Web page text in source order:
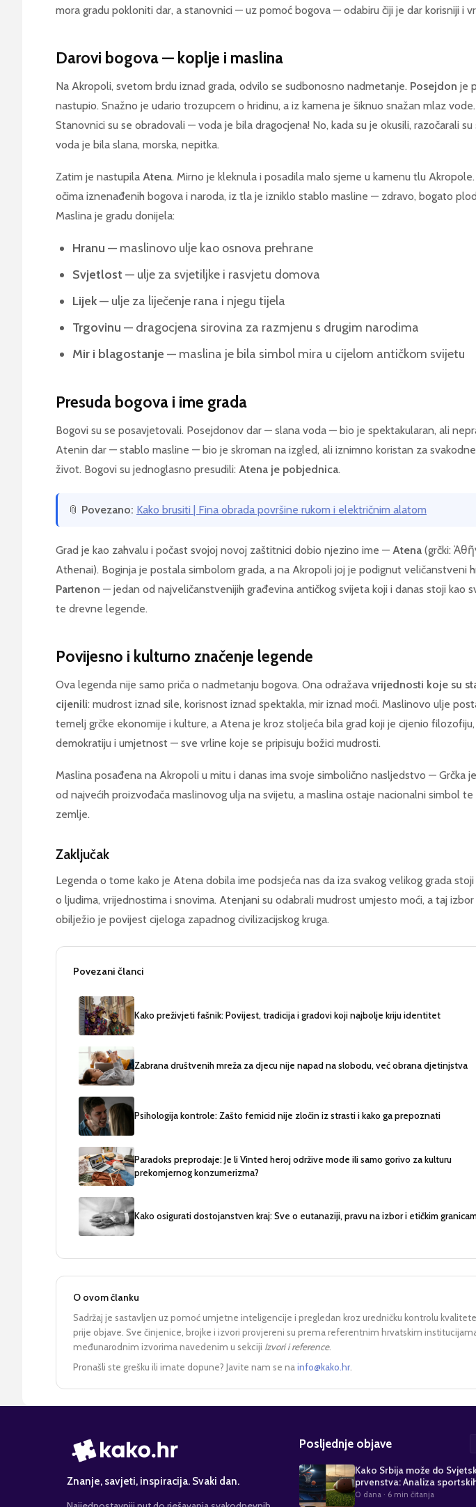
mora gradu pokloniti dar, a stanovnici — uz pomoć bogova — odabiru čiji je dar korisniji i
Darovi bogova — koplje i maslina
Na Akropoli, svetom brdu iznad grada, odvilo se sudbonosno nadmetanje. Posejdon je
nastupio. Snažno je udario trozupcem o hridinu, a iz kamena je šiknuo snažan mlaz vode.
Stanovnici su se obradovali — voda je bila dragocjena! No, kada su je okusili, razočarali su
voda je bila slana, morska, nepitka.
Zatim je nastupila Atena. Mirno je kleknula i posadila malo sjeme u kamenu tlu
očima iznenađenih bogova i naroda, iz tla je izniklo stablo masline — zdravo, bogato
Maslina je gradu donijela:
Hranu — maslinovo ulje kao osnova prehrane
Svjetlost — ulje za svjetiljke i rasvjetu domova
Lijek— ulje za liječenje rana i njegu tijela
Trgovinu — dragocjena sirovina za razmjenu s drugim narodima
Mir i blagostanje — maslina je bila simbol mira u cijelom antičkom svijetu
Presuda bogova i ime grada
Bogovi su se posavjetovali. Posejdonov dar — slana voda — bio je spektakularan, ali
Atenin dar — stablo masline — bio je skroman na izgled, ali iznimno koristan za
život. Bogovi su jednoglasno presudili: Atena je pobjednica.
📎 Povezano: Kako brusiti | Fina obrada površine rukom i električnim alatom
Grad je kao zahvalu i počast svojoj novoj zaštitnici dobio njezino ime — Atena (grčki:
Athenai). Boginja je postala simbolom grada, a na Akropoli joj je podignut veličanstveni
Partenon — jedan od najveličanstvenijih građevina antičkog svijeta koji i danas stoji kao
te drevne legende.
Povijesno i kulturno značenje legende
Ova legenda nije samo priča o nadmetanju bogova. Ona odražava vrijednosti koje su
cijenili: mudrost iznad sile, korisnost iznad spektakla, mir iznad moći. Maslinovo ulje
temelj grčke ekonomije i kulture, a Atena je kroz stoljeća bila grad koji je cijenio filozofiju,
demokratiju i umjetnost — sve vrline koje se pripisuju božici mudrosti.
Maslina posađena na Akropoli u mitu i danas ima svoje simbolično nasljedstvo — Grčka
od najvećih proizvođača maslinovog ulja na svijetu, a maslina ostaje nacionalni simbol
zemlje.
Zaključak
Legenda o tome kako je Atena dobila ime podsjeća nas da iza svakog velikog grada
o ljudima, vrijednostima i snovima. Atenjani su odabrali mudrost umjesto moći, a taj izbor
obilježio je povijest cijeloga zapadnog civilizacijskog kruga.
Povezani članci
Kako preživjeti fašnik: Povijest, tradicija i gradovi koji najbolje kriju identitet
Zabrana društvenih mreža za djecu nije napad na slobodu, već obrana djetinjstva
Psihologija kontrole: Zašto femicid nije zločin iz strasti i kako ga prepoznati
Paradoks preprodaje: Je li Vinted heroj održive mode ili samo gorivo za kulturu
prekomjernog konzumerizma?
Kako osigurati dostojanstven kraj: Sve o eutanaziji, pravu na izbor i etičkim
O ovom članku
Sadržaj je sastavljen uz pomoć umjetne inteligencije i pregledan kroz uredničku kontrolu kvalitete
prije objave. Sve činjenice, brojke i izvori provjereni su prema referentnim hrvatskim
međunarodnim izvorima navedenim u sekciji Izvori i reference.
Pronašli ste grešku ili imate dopune? Javite nam se nainfo@kako.hr
Znanje, savjeti, inspiracija. Svaki dan.
Posljednje objave
Kako Srbija može do
prvenstva: Analiza
kvalifikacija
0 dana · 6 min čitanja